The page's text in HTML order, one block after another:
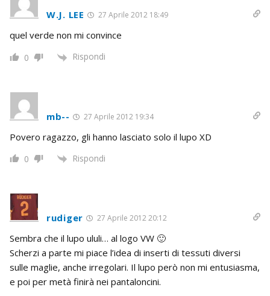
W.J. LEE 27 Aprile 2012 18:49
quel verde non mi convince
0 Rispondi
mb-- 27 Aprile 2012 19:34
Povero ragazzo, gli hanno lasciato solo il lupo XD
0 Rispondi
rudiger 27 Aprile 2012 20:12
Sembra che il lupo ululi… al logo VW 🙂
Scherzi a parte mi piace l’idea di inserti di tessuti diversi
sulle maglie, anche irregolari. Il lupo però non mi entusiasma,
e poi per metà finirà nei pantaloncini.